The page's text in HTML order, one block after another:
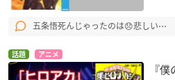
五条悟死んじゃったのは😞悲しい⋯
話題 アニメ
『